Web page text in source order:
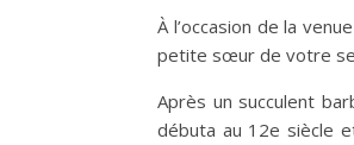
À l’occasion de la
petite sœur de votre
Après un succulent
débuta au 12e siècle